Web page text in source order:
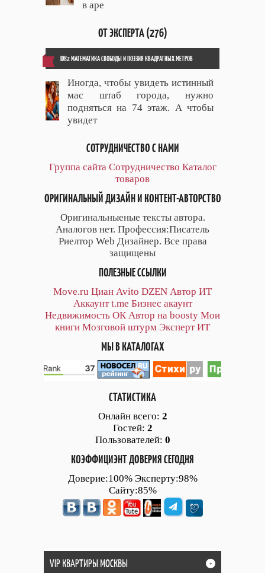
в аре
ОТ ЭКСПЕРТА (276)
ID82 МАТЕМАТИКА СВОБОДЫ И ПОЭЗИЯ КВАДРАТНЫХ МЕТРОВ
Иногда, чтобы увидеть истинный
мас штаб города, нужно
подняться на 74 этаж. А чтобы
увидет
СОТРУДНИЧЕСТВО С НАМИ
Группа сайта Сотрудничество Каталог
товаров
ОРИГИНАЛЬНЫЙ ДИЗАЙН И КОНТЕНТ-АВТОРСТВО
Оригинальныеные тексты автора.
Аналогов нет. Профессия:Писатель
Риелтор Web Дизайнер. Все права
защищены
ПОЛЕЗНЫЕ ССЫЛКИ
Move.ru Циан Avito DZEN Автор ИТ
Аккаунт t.me Бизнес акаунт
Недвижимость ОК Автор на boosty Мои
книги Мозговой штурм Эксперт ИТ
МЫ В КАТАЛОГАХ
СТАТИСТИКА
Онлайн всего: 2
Гостей: 2
Пользователей: 0
КОЭФФИЦИЭНТ ДОВЕРИЯ СЕГОДНЯ
Доверие:100% Эксперту:98%
Сайту:85%
VIP КВАРТИРЫ МОСКВЫ +